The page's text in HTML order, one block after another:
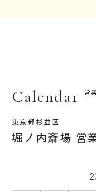
Calendar 営
東京都杉並区
堀ノ内斎場 営